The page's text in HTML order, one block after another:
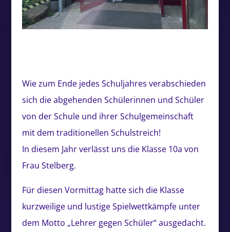
Wie zum Ende jedes Schuljahres verabschieden
sich die abgehenden Schülerinnen und Schüler
von der Schule und ihrer Schulgemeinschaft
mit dem traditionellen Schulstreich!
In diesem Jahr verlässt uns die Klasse 10a von
Frau Stelberg.
Für diesen Vormittag hatte sich die Klasse
kurzweilige und lustige Spielwettkämpfe unter
dem Motto „Lehrer gegen Schüler“ ausgedacht.